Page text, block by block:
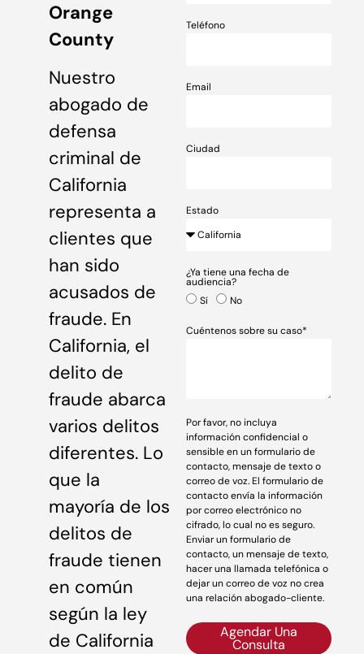
Orange
County
Nuestro
abogado de
defensa
criminal de
California
representa a
clientes que
han sido
acusados de
fraude. En
California, el
delito de
fraude abarca
varios delitos
diferentes. Lo
que la
mayoría de los
delitos de
fraude tienen
en común
según la ley
de California
Teléfono
Email
Ciudad
Estado
¿Ya tiene una fecha de
audiencia?
Sí
No
Cuéntenos sobre su caso*
Por favor, no incluya
información confidencial o
sensible en un formulario de
contacto, mensaje de texto o
correo de voz. El formulario de
contacto envía la información
por correo electrónico no
cifrado, lo cual no es seguro.
Enviar un formulario de
contacto, un mensaje de texto,
hacer una llamada telefónica o
dejar un correo de voz no crea
una relación abogado-cliente.
Agendar Una
Consulta